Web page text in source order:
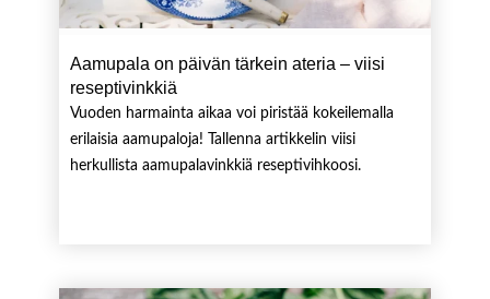
Aamupala on päivän tärkein ateria – viisi
reseptivinkkiä
Vuoden harmainta aikaa voi piristää kokeilemalla
erilaisia aamupaloja! Tallenna artikkelin viisi
herkullista aamupalavinkkiä reseptivihkoosi.